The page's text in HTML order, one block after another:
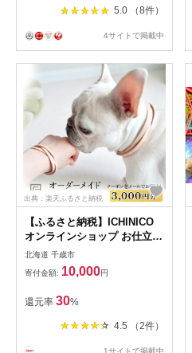
5.0 （8件）
4サイトで掲載中
出典：楽天ふるさと納税
【ふるさと納税】ICHINICO
オンラインショップ お仕立て
券3,000円分ペット 本革 首輪
ショルダーリード 迷子札チョ
ーカー 犬 猫 オーダーメイド
迷子札 名前入り 刻印 イチニ
コ 北海道ふるさと納税 千歳
市 ふるさと納税【北海道千歳
北海道 千歳市
寄付金額: 10,000円
還元率 30%
4.5 （2件）
1サイトで掲載中